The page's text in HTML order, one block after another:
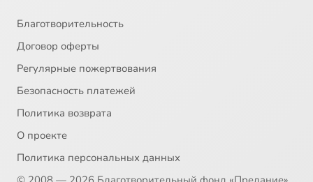
Благотворительность
Договор оферты
Регулярные пожертвования
Безопасность платежей
Политика возврата
О проекте
Политика персональных данных